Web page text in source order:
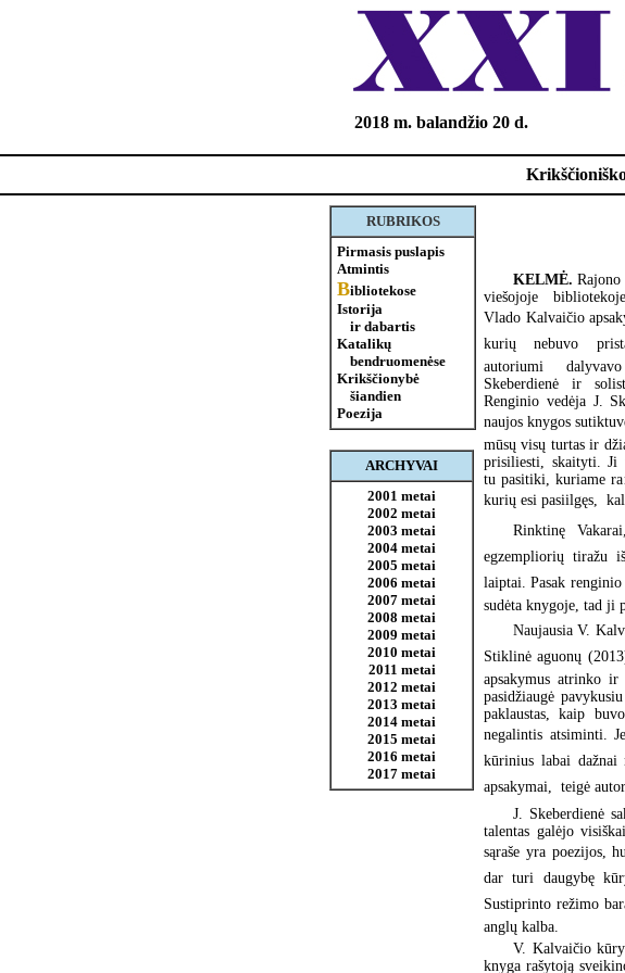
2018 m. balandžio 20 d.
RUBRIKOS
Pirmasis puslapis
Atmintis
Bibliotekose
Istorija
ir dabartis
Katalikų
bendruomenėse
Krikščionybė
šiandien
Poezija
ARCHYVAI
2001 metai
2002 metai
2003 metai
2004 metai
2005 metai
2006 metai
2007 metai
2008 metai
2009 metai
2010 metai
2011 metai
2012 metai
2013 metai
2014 metai
2015 metai
2016 metai
2017 metai
KELMĖ.Rajono
viešojoje
Vlado Kalvaičio
kurių nebuvo
autoriumi
Skeberdienė ir
Renginio vedėja J.
naujos knygos
mūsų visų turtas ir
prisiliesti, skaityti. Ji
tu pasitiki, kuriame
kurių esi pasiilgęs, 
Rinktinę
egzempliorių tiražu
laiptai. Pasak
sudėta knygoje, tad ji
Naujausia V.
Stiklinė aguonų
apsakymus atrinko
pasidžiaugė
paklaustas, kaip
negalintis atsiminti.
kūrinius labai dažnai
apsakymai,  teigė
J. Skeberdienė
talentas galėjo
sąraše yra poezijos,
dar turi daugybę
Sustiprinto režimo
anglų kalba.
V. Kalvaičio
knyga rašytoją